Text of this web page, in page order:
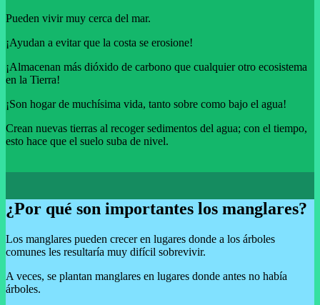
Pueden vivir muy cerca del mar.
¡Ayudan a evitar que la costa se erosione!
¡Almacenan más dióxido de carbono que cualquier otro ecosistema
en la Tierra!
¡Son hogar de muchísima vida, tanto sobre como bajo el agua!
Crean nuevas tierras al recoger sedimentos del agua; con el tiempo,
esto hace que el suelo suba de nivel.
¿Por qué son importantes los manglares?
Los manglares pueden crecer en lugares donde a los árboles
comunes les resultaría muy difícil sobrevivir.
A veces, se plantan manglares en lugares donde antes no había
árboles.